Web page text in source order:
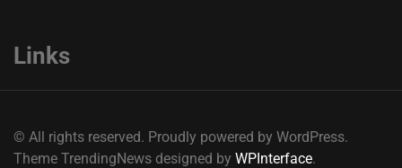
Links
© All rights reserved. Proudly powered by WordPress.
Theme TrendingNews designed by WPInterface.